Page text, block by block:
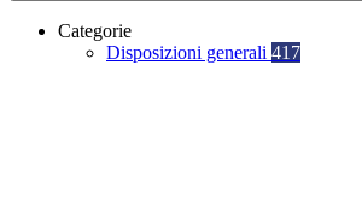
Categorie
Disposizioni generali 417